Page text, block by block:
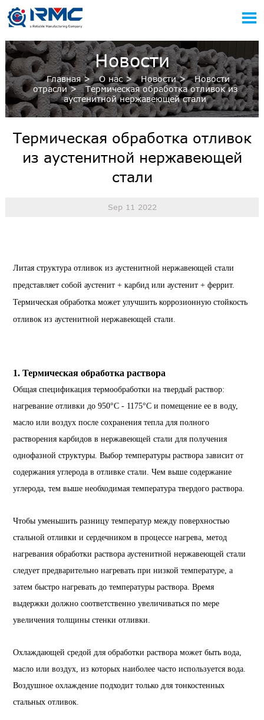

Новости
Главная> О нас> Новости> Новости
отрасли> Термическая обработка отливок из
аустенитной нержавеющей стали
Термическая обработка отливок
из аустенитной нержавеющей
стали
Sep 11 2022
Литая структура отливок из аустенитной нержавеющей стали
представляет собой аустенит + карбид или аустенит + феррит.
Термическая обработка может улучшить коррозионную стойкость
отливок из аустенитной нержавеющей стали.
1. Термическая обработка раствора
Общая спецификация термообработки на твердый раствор:
нагревание отливки до 950°C - 1175°C и помещение ее в воду,
масло или воздух после сохранения тепла для полного
растворения карбидов в нержавеющей стали для получения
однофазной структуры. Выбор температуры раствора зависит от
содержания углерода в отливке стали. Чем выше содержание
углерода, тем выше необходимая температура твердого раствора.
Чтобы уменьшить разницу температур между поверхностью
стальной отливки и сердечником в процессе нагрева, метод
нагревания обработки раствора аустенитной нержавеющей стали
следует предварительно нагревать при низкой температуре, а
затем быстро нагревать до температуры раствора. Время
выдержки должно соответственно увеличиваться по мере
увеличения толщины стенки отливки.
Охлаждающей средой для обработки раствора может быть вода,
масло или воздух, из которых наиболее часто используется вода.
Воздушное охлаждение подходит только для тонкостенных
стальных отливок.